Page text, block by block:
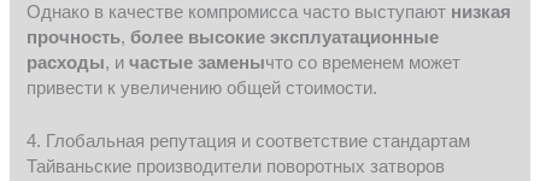
Однако в качестве компромисса часто выступают низкая
прочность,более высокие эксплуатационные
расходы, ичастые заменычто со временем может
привести к увеличению общей стоимости.
4. Глобальная репутация и соответствие стандартам
Тайваньские производители поворотных затворов